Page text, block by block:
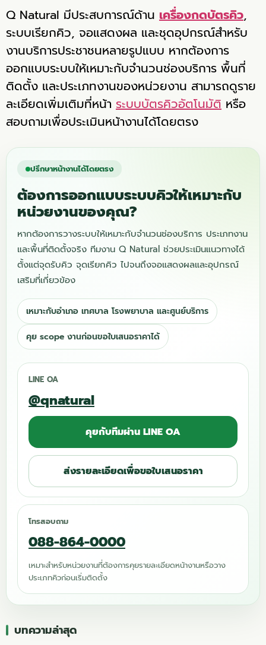
Q Natural มีประสบการณ์ด้าน เครื่องกดบัตรคิว,
ระบบเรียกคิว, จอแสดงผล และชุดอุปกรณ์สำหรับ
งานบริการประชาชนหลายรูปแบบ หากต้องการ
ออกแบบระบบให้เหมาะกับจำนวนช่องบริการ พื้นที่
ติดตั้ง และประเภทงานของหน่วยงาน สามารถดูราย
ละเอียดเพิ่มเติมที่หน้า ระบบบัตรคิวอัตโนมัติ หรือ
สอบถามเพื่อประเมินหน้างานได้โดยตรง
ปรึกษาหน้างานได้โดยตรง
ต้องการออกแบบระบบคิวให้เหมาะกับ
หน่วยงานของคุณ?
หากต้องการวางระบบให้เหมาะกับจำนวนช่องบริการ ประเภทงาน
และพื้นที่ติดตั้งจริง ทีมงาน Q Natural ช่วยประเมินแนวทางได้
ตั้งแต่จุดรับคิว จุดเรียกคิว ไปจนถึงจอแสดงผลและอุปกรณ์
เสริมที่เกี่ยวข้อง
เหมาะกับอำเภอ เทศบาล โรงพยาบาล และศูนย์บริการ
คุย scope งานก่อนขอใบเสนอราคาได้
LINE OA
@qnatural
คุยกับทีมผ่าน LINE OA
ส่งรายละเอียดเพื่อขอใบเสนอราคา
โทรสอบถาม
088-864-0000
เหมาะสำหรับหน่วยงานที่ต้องการคุยรายละเอียดหน้างานหรือวาง
ประเภทคิวก่อนเริ่มติดตั้ง
บทความล่าสุด